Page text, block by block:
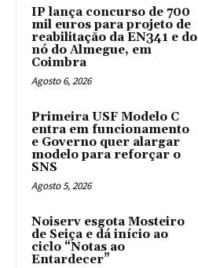
IP lança concurso de 700
mil euros para projeto de
reabilitação da EN341 e do
nó do Almegue, em
Coimbra
Agosto 6, 2026
Primeira USF Modelo C
entra em funcionamento
e Governo quer alargar
modelo para reforçar o
SNS
Agosto 5, 2026
Noiserv esgota Mosteiro
de Seiça e dá início ao
ciclo “Notas ao
Entardecer”